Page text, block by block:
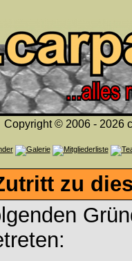
Copyright © 2006 - 2026
zu